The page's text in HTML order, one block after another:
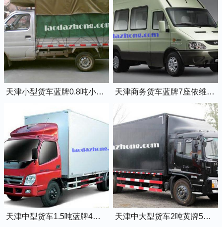
天津小型货车蓝牌0.8吨小卡车 天津商务货车蓝牌7座依维柯全顺车
天津中型货车1.5吨蓝牌4米2厢式货车 天津中大型货车2吨黄牌5米2厢式货车